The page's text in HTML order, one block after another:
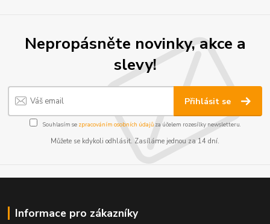
Nepropásněte novinky, akce a
slevy!
Přihlásit se
Souhlasím se zpracováním osobních údajůza účelem rozesílky newsletteru.
Můžete se kdykoli odhlásit. Zasíláme jednou za 14 dní.
Informace pro zákazníky